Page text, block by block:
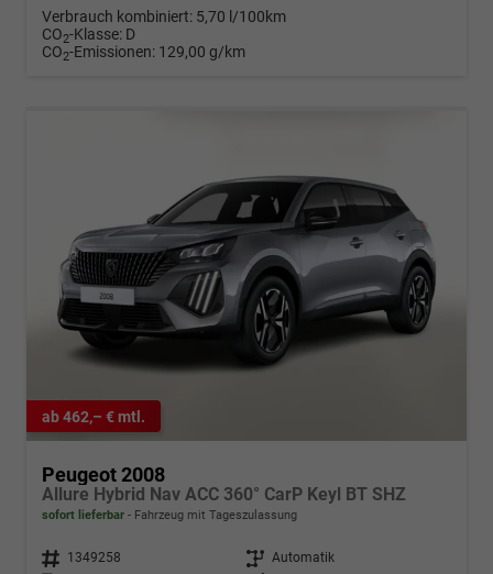
Verbrauch kombiniert: 5,70 l/100km
CO2-Klasse: D
CO2-Emissionen: 129,00 g/km
ab 462,– € mtl.
Peugeot 2008
Allure Hybrid Nav ACC 360° CarP Keyl BT SHZ
sofort lieferbar Fahrzeug mit Tageszulassung
Fahrzeugnr. 1349258 Getriebe Automatik